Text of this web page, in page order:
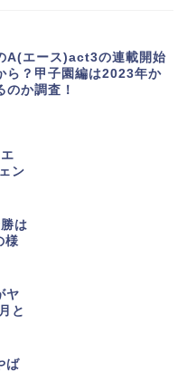
A(エース)act3の連載開始
ら？甲子園編は2023年か
のか調査！
ン
は
様
ヤ
と
ば